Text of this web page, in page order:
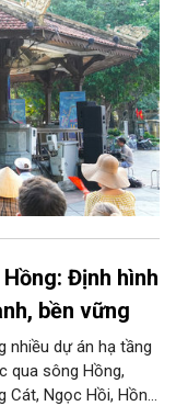
Định hình
bền vững
nhiều dự án hạ tầng
qua sông Hồng,
Cát, Ngọc Hồi, Hồng